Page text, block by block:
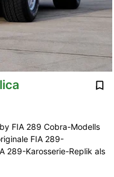
FIA 289 Cobra-Modells
FIA ​​289-
​​289-Karosserie-Replik als